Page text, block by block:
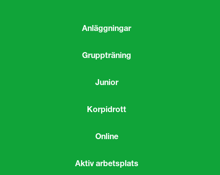
Anläggningar
Gruppträning
Junior
Korpidrott
Online
Aktiv arbetsplats